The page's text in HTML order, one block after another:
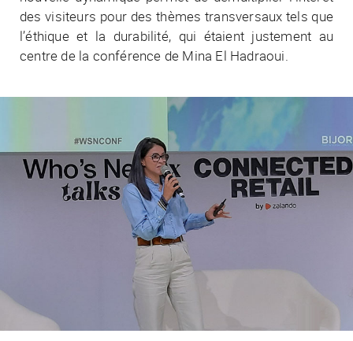
des visiteurs pour des thèmes transversaux tels que
l’éthique et la durabilité, qui étaient justement au
centre de la conférence de Mina El Hadraoui.